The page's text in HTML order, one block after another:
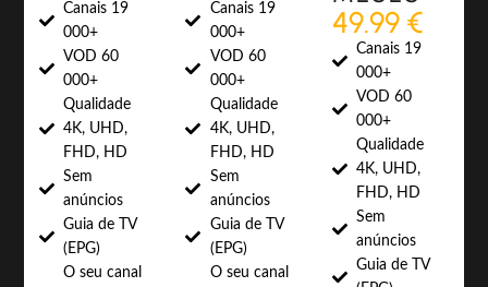
Canais 19
000+
VOD 60
000+
Qualidade
4K, UHD,
FHD, HD
Sem
anúncios
Guia de TV
(EPG)
O seu canal
Canais 19
000+
VOD 60
000+
Qualidade
4K, UHD,
FHD, HD
Sem
anúncios
Guia de TV
(EPG)
O seu canal
49.99 €
Canais 19
000+
VOD 60
000+
Qualidade
4K, UHD,
FHD, HD
Sem
anúncios
Guia de TV